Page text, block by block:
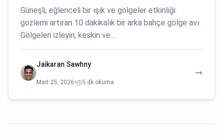
Güneşli, eğlenceli bir ışık ve gölgeler etkinliği:
gözlemi artıran 10 dakikalık bir arka bahçe gölge avı.
Gölgeleri izleyin, keskin ve…
Jaikaran Sawhny
Mart 25, 2026• 5 dk okuma